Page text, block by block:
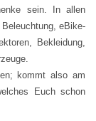
sein. In allen
eBike-
Bekleidung,
kommt also am
Euch schon